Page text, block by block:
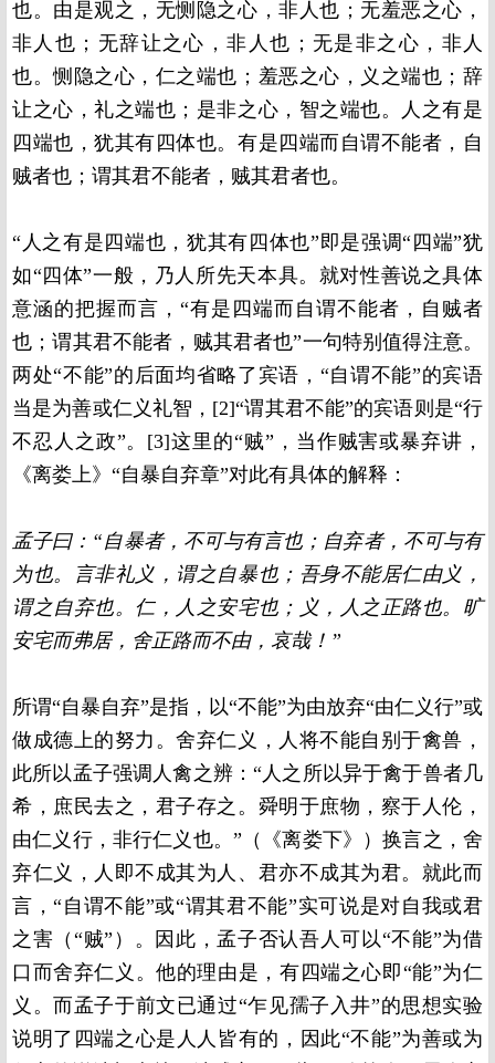
也。由是观之，无恻隐之心，非人也；无羞恶之心，
非人也；无辞让之心，非人也；无是非之心，非人
也。恻隐之心，仁之端也；羞恶之心，义之端也；辞
让之心，礼之端也；是非之心，智之端也。人之有是
四端也，犹其有四体也。有是四端而自谓不能者，自
贼者也；谓其君不能者，贼其君者也。
“人之有是四端也，犹其有四体也”即是强调“四端”犹
如“四体”一般，乃人所先天本具。就对性善说之具体
意涵的把握而言，“有是四端而自谓不能者，自贼者
也；谓其君不能者，贼其君者也”一句特别值得注意。
两处“不能”的后面均省略了宾语，“自谓不能”的宾语
当是为善或仁义礼智，[2]“谓其君不能”的宾语则是“行
不忍人之政”。[3]这里的“贼”，当作贼害或暴弃讲，
《离娄上》“自暴自弃章”对此有具体的解释：
孟子曰：“自暴者，不可与有言也；自弃者，不可与有
为也。言非礼义，谓之自暴也；吾身不能居仁由义，
谓之自弃也。仁，人之安宅也；义，人之正路也。旷
安宅而弗居，舍正路而不由，哀哉！”
所谓“自暴自弃”是指，以“不能”为由放弃“由仁义行”或
做成德上的努力。舍弃仁义，人将不能自别于禽兽，
此所以孟子强调人禽之辨：“人之所以异于禽于兽者几
希，庶民去之，君子存之。舜明于庶物，察于人伦，
由仁义行，非行仁义也。”（《离娄下》）换言之，舍
弃仁义，人即不成其为人、君亦不成其为君。就此而
言，“自谓不能”或“谓其君不能”实可说是对自我或君
之害（“贼”）。因此，孟子否认吾人可以“不能”为借
口而舍弃仁义。他的理由是，有四端之心即“能”为仁
义。而孟子于前文已通过“乍见孺子入井”的思想实验
说明了四端之心是人人皆有的，因此“不能”为善或为